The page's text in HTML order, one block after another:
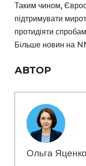
Таким чином,
підтримувати
протидіяти спробам
Більше новин на
АВТОР
Ольга Яценко